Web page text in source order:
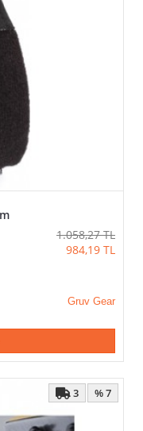
1.058,27 TL
984,19 TL
Gruv Gear
% 7
3